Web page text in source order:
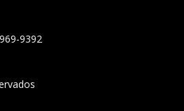
9392